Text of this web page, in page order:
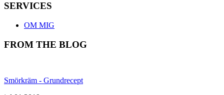
SERVICES
OM MIG
FROM THE BLOG
Smörkräm - Grundrecept